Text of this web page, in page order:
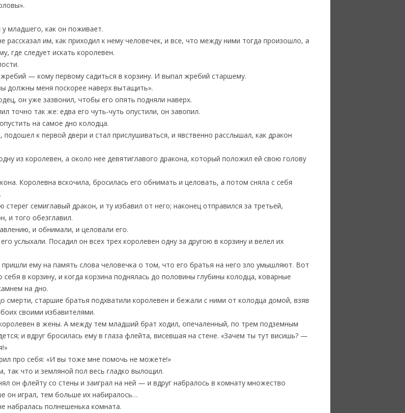
младшего, как он поживает.
рассказал им, как приходил к нему человечек, и все, что между ними тогда произошло, а
где следует искать королевен.
— кому первому садиться в корзину. И выпал жребий старшему.
должны меня поскорее наверх вытащить».
он уже зазвонил, чтобы его опять подняли наверх.
точно так же: едва его чуть-чуть опустили, он завопил.
на самое дно колодца.
к первой двери и стал прислушиваться, и явственно расслышал, как дракон
из королевен, а около нее девятиглавого дракона, который положил ей свою голову
Королевна вскочила, бросилась его обнимать и целовать, а потом сняла с себя
семиглавый дракон, и ту избавил от него; наконец отправился за третьей,
и того обезглавил.
и обнимали, и целовали его.
услыхали. Посадил он всех трех королевен одну за другою в корзину и велел их
ему на память слова человечка о том, что его братья на него зло умышляют. Вот
в корзину, и когда корзина поднялась до половины глубины колодца, коварные
на дно.
смерти, старшие братья подхватили королевен и бежали с ними от колодца домой, взяв
своими избавителями.
в жены. А между тем младший брат ходил, опечаленный, по трем подземным
и вдруг бросилась ему в глаза флейта, висевшая на стене. «Зачем ты тут висишь? —
про себя: «И вы тоже мне помочь не можете!»
так что и земляной пол весь гладко вылощил.
он флейту со стены и заиграл на ней — и вдруг набралось в комнату множество
он играл, тем больше их набиралось…
набралась полнешенька комната.